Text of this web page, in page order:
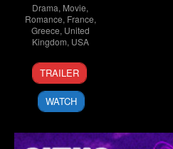
Drama, Movie,
Romance, France,
Greece, United
Kingdom, USA
29
Mar
2024
Anthony
Chen
TRAILER
WATCH